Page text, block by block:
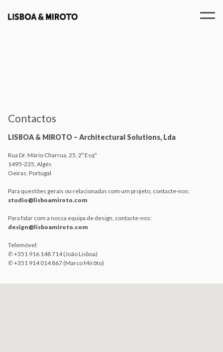
Contactos
LISBOA & MIROTO – Architectural Solutions, Lda
Rua Dr. Mário Charrua, 25, 2º Esqº
1495-235, Algés
Oeiras, Portugal
Para questões gerais ou relacionadas com um projeto, contacte-nos:
studio@lisboamiroto.com
Para falar com a nossa equipa de design, contacte-nos:
design@lisboamiroto.com
Telemóvel:
✆ +351 916 148 714 (João Lisboa)
✆ +351 914 014 867 (Marco Mirôto)